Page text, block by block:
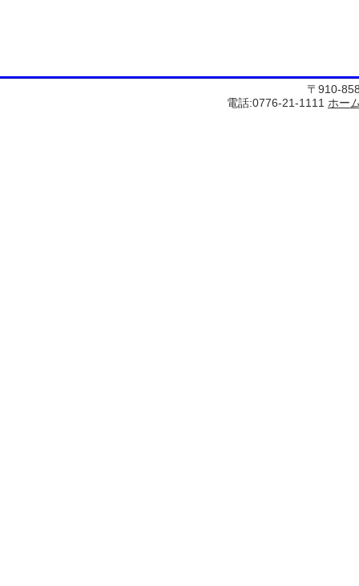
〒910-
電話:0776-21-1111 ホー